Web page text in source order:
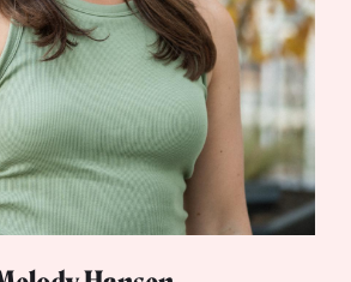
Lynn Warken
Managing director